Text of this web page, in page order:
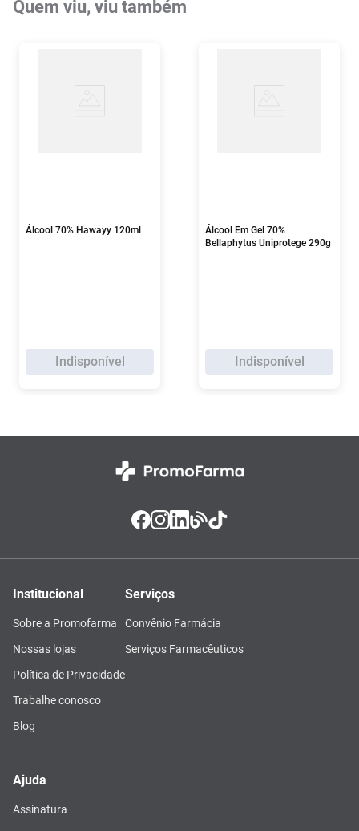
Quem viu, viu também
Álcool 70% Hawayy 120ml
Indisponível
Álcool Em Gel 70%
Bellaphytus Uniprotege 290g
Indisponível
Institucional
Sobre a Promofarma
Nossas lojas
Política de Privacidade
Trabalhe conosco
Blog
Serviços
Convênio Farmácia
Serviços Farmacêuticos
Ajuda
Assinatura